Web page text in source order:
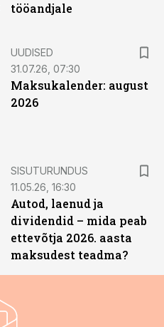
tööandjale
UUDISED
31.07.26, 07:30
Maksukalender: august
2026
SISUTURUNDUS
11.05.26, 16:30
Autod, laenud ja
dividendid – mida peab
ettevõtja 2026. aasta
maksudest teadma?